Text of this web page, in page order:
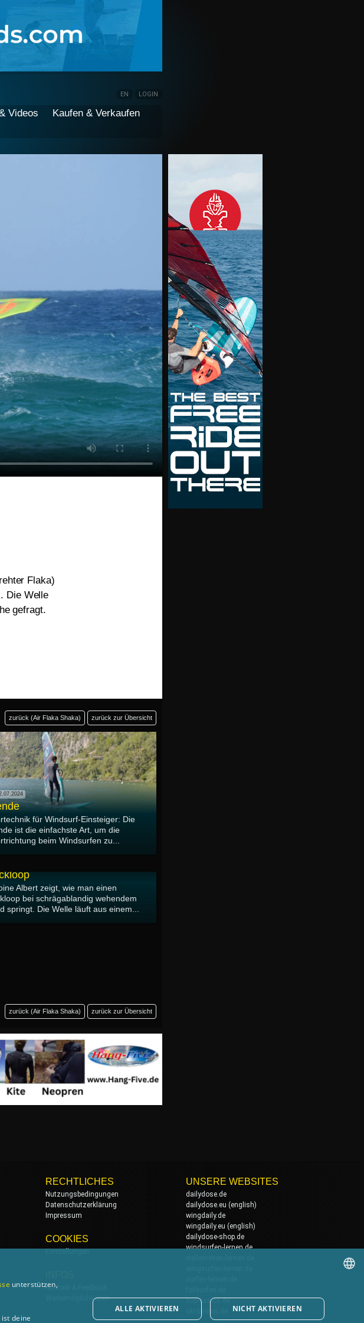
EN LOGIN
Videos
Kaufen & Verkaufen
Flaka)
Die Welle
gefragt.
zurück (Air Flaka Shaka) zurück zur Übersicht
für Windsurf-Einsteiger: Die
ist die einfachste Art, um die
beim Windsurfen zu...
Albert zeigt, wie man einen
bei schrägablandig wehendem
springt. Die Welle läuft aus einem...
zurück (Air Flaka Shaka) zurück zur Übersicht
RECHTLICHES
Nutzungsbedingungen
Datenschutzerklärung
Impressum
COOKIES
Kontakt & Feedback
Werbemöglichkeiten
UNSERE WEBSITES
dailydose.de
dailydose.eu (english)
wingdaily.de
wingdaily.eu (english)
dailydose-shop.de
windsurfen-lernen.de
sup-basics.de
ENGLISH
unterstützen,
deine
ALLE AKTIVIEREN NICHT AKTIVIEREN